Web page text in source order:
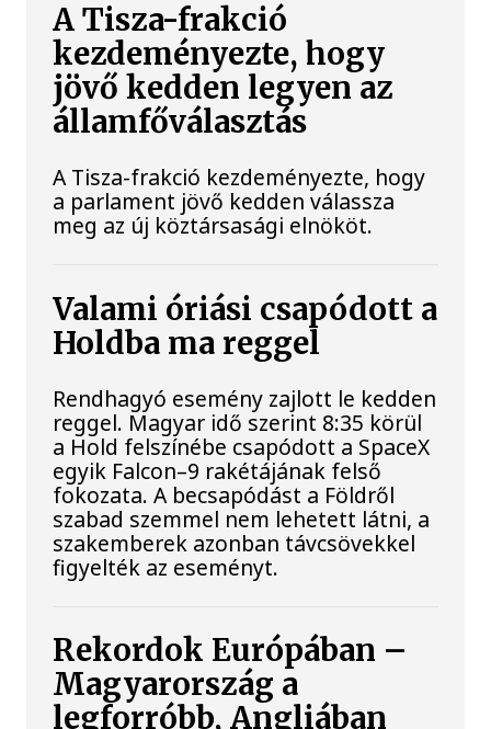
A Tisza-frakció
kezdeményezte, hogy
jövő kedden legyen az
államfőválasztás
A Tisza-frakció kezdeményezte, hogy
a parlament jövő kedden válassza
meg az új köztársasági elnököt.
Valami óriási csapódott a
Holdba ma reggel
Rendhagyó esemény zajlott le kedden
reggel. Magyar idő szerint 8:35 körül
a Hold felszínébe csapódott a SpaceX
egyik Falcon–9 rakétájának felső
fokozata. A becsapódást a Földről
szabad szemmel nem lehetett látni, a
szakemberek azonban távcsövekkel
figyelték az eseményt.
Rekordok Európában –
Magyarország a
legforróbb, Angliában